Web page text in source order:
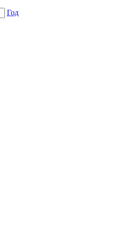
Год